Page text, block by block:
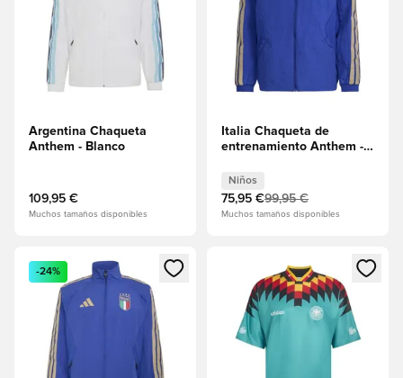
Argentina Chaqueta
Anthem - Blanco
109,95 €
Muchos tamaños disponibles
Italia Chaqueta de
entrenamiento Anthem -
Niños
75,95 €99,95 €
Muchos tamaños disponibles
Abre un modal para iniciar sesión o registrarse como
-24%
Abre un modal para iniciar